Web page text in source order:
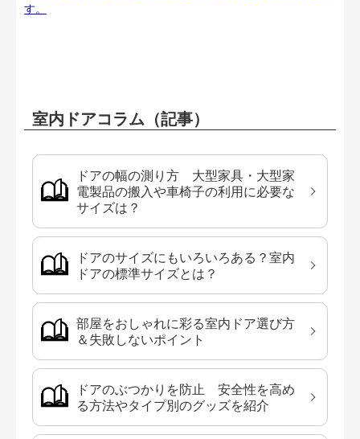
す。
室内ドアコラム（記事）
ドアの幅の測り方 大型家具・大型家
電製品の搬入や車椅子の利用に必要な
サイズは？
ドアのサイズにもいろいろある？室内
ドアの標準サイズとは？
部屋をおしゃれに彩る室内ドア選び方
＆失敗しないポイント
ドアのぶつかりを防止 安全性を高め
る方法やタイプ別のグッズを紹介